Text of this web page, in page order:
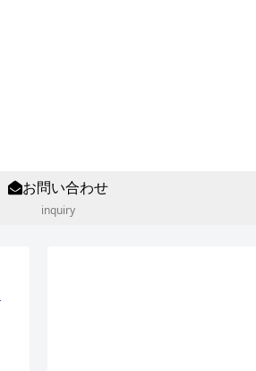
お問い合わせ
inquiry